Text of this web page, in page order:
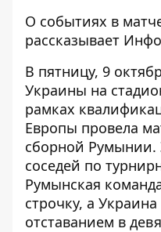
О событиях в
рассказывает
В пятницу, 9
Украины на
рамках
Европы провела
сборной Румынии.
соседей по
Румынская
строчку, а
отставанием в